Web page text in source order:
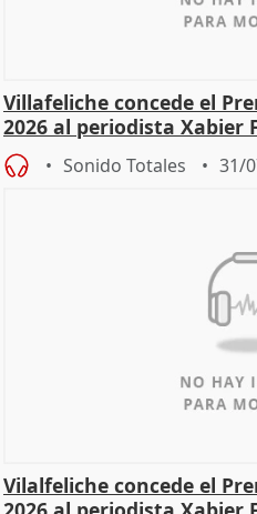
Villafeliche concede el
2026 al periodista Xabier
Sonido Totales 31/
Vilalfeliche concede el